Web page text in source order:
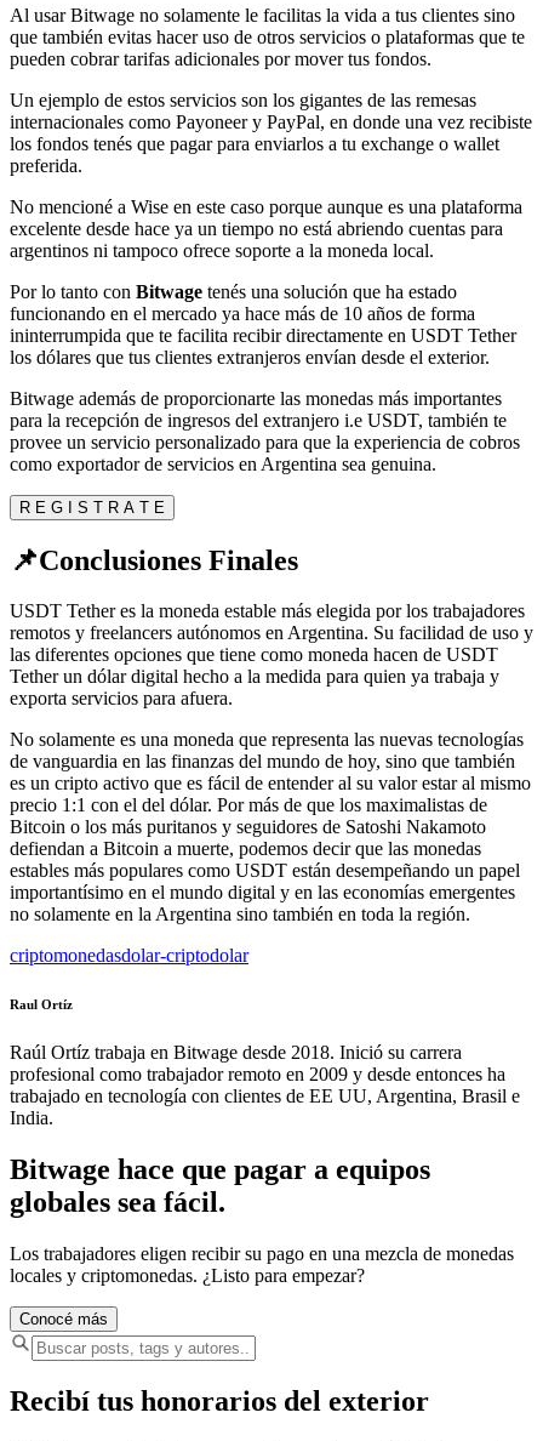
Al usar Bitwage no solamente le facilitas la vida a tus clientes sino
que también evitas hacer uso de otros servicios o plataformas que te
pueden cobrar tarifas adicionales por mover tus fondos.
Un ejemplo de estos servicios son los gigantes de las remesas
internacionales como Payoneer y PayPal, en donde una vez recibiste
los fondos tenés que pagar para enviarlos a tu exchange o wallet
preferida.
No mencioné a Wise en este caso porque aunque es una plataforma
excelente desde hace ya un tiempo no está abriendo cuentas para
argentinos ni tampoco ofrece soporte a la moneda local.
Por lo tanto con Bitwage tenés una solución que ha estado
funcionando en el mercado ya hace más de 10 años de forma
ininterrumpida que te facilita recibir directamente en USDT Tether
los dólares que tus clientes extranjeros envían desde el exterior.
Bitwage además de proporcionarte las monedas más importantes
para la recepción de ingresos del extranjero i.e USDT, también te
provee un servicio personalizado para que la experiencia de cobros
como exportador de servicios en Argentina sea genuina.
R E G I S T R A T E
📌Conclusiones Finales
USDT Tether es la moneda estable más elegida por los trabajadores
remotos y freelancers autónomos en Argentina. Su facilidad de uso y
las diferentes opciones que tiene como moneda hacen de USDT
Tether un dólar digital hecho a la medida para quien ya trabaja y
exporta servicios para afuera.
No solamente es una moneda que representa las nuevas tecnologías
de vanguardia en las finanzas del mundo de hoy, sino que también
es un cripto activo que es fácil de entender al su valor estar al mismo
precio 1:1 con el del dólar. Por más de que los maximalistas de
Bitcoin o los más puritanos y seguidores de Satoshi Nakamoto
defiendan a Bitcoin a muerte, podemos decir que las monedas
estables más populares como USDT están desempeñando un papel
importantísimo en el mundo digital y en las economías emergentes
no solamente en la Argentina sino también en toda la región.
criptomonedasdolar-criptodolar
Raul Ortíz
Raúl Ortíz trabaja en Bitwage desde 2018. Inició su carrera
profesional como trabajador remoto en 2009 y desde entonces ha
trabajado en tecnología con clientes de EE UU, Argentina, Brasil e
India.
Bitwage hace que pagar a equipos
globales sea fácil.
Los trabajadores eligen recibir su pago en una mezcla de monedas
locales y criptomonedas. ¿Listo para empezar?
Conocé más
Recibí tus honorarios del exterior